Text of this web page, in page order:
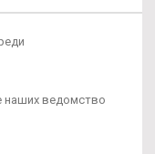
наших ведомство